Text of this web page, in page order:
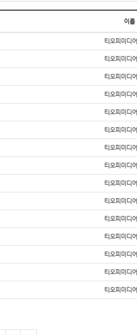
이름
티오피미디어
티오피미디어
티오피미디어
티오피미디어
티오피미디어
티오피미디어
티오피미디어
티오피미디어
티오피미디어
티오피미디어
티오피미디어
티오피미디어
티오피미디어
티오피미디어
티오피미디어